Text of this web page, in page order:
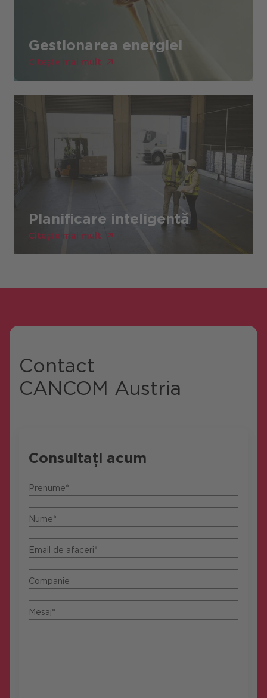
Gestionarea energiei
Citește mai mult
Planificare inteligentă
Citește mai mult
Contact
CANCOM Austria
Consultați acum
Prenume*
Nume*
Email de afaceri*
Companie
Mesaj*